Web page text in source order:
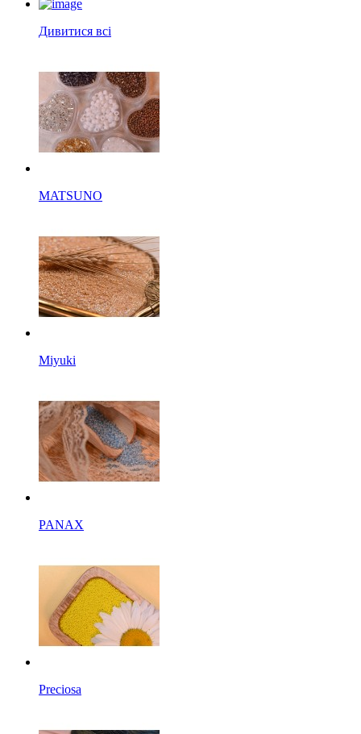
Дивитися всі
MATSUNO
Miyuki
PANAX
Preciosa